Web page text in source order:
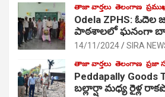
తాజా వార్తలు తెలంగాణ
Odela ZPHS:
పాఠ‌శాల‌లో ఘనంగా
14/11/2024 SIRA
తాజా వార్తలు తెలంగాణ ప్రజా
Peddapally
బల్లార్షా మధ్య రైళ్ల